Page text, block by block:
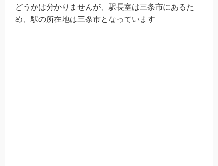
どうかは分かりませんが、駅長室は三条市にあるた
め、駅の所在地は三条市となっています